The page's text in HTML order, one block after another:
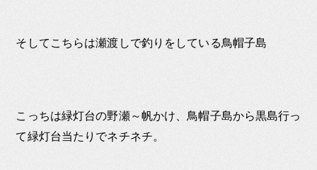
そしてこちらは瀬渡しで釣りをしている鳥帽子島
こっちは緑灯台の野瀬～帆かけ、鳥帽子島から黒島行っ
て緑灯台当たりでネチネチ。